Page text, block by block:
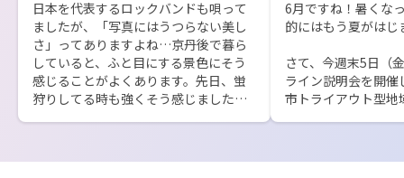
日本を代表するロックバンドも唄って
ましたが、「写真にはうつらない美し
さ」ってありますよね…京丹後で暮ら
していると、ふと目にする景色にそう
感じることがよくあります。先日、蛍
狩りしてる時も強くそう感じました。
6月ですね！暑くな
的にはもう夏がは
さて、今週末5日（
ライン説明会を開催
市トライアウト型地